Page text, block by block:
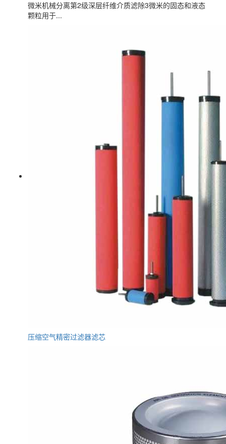
微米机械分离第2级深层纤维介质滤除3微米的固态和液态
颗粒用于...
压缩空气精密过滤器滤芯